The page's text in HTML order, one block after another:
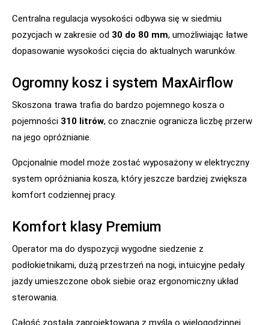
Centralna regulacja wysokości odbywa się w siedmiu
pozycjach w zakresie od 30 do 80 mm, umożliwiając łatwe
dopasowanie wysokości cięcia do aktualnych warunków.
Ogromny kosz i system MaxAirflow
Skoszona trawa trafia do bardzo pojemnego kosza o
pojemności 310 litrów, co znacznie ogranicza liczbę przerw
na jego opróżnianie.
Opcjonalnie model może zostać wyposażony w elektryczny
system opróżniania kosza, który jeszcze bardziej zwiększa
komfort codziennej pracy.
Komfort klasy Premium
Operator ma do dyspozycji wygodne siedzenie z
podłokietnikami, dużą przestrzeń na nogi, intuicyjne pedały
jazdy umieszczone obok siebie oraz ergonomiczny układ
sterowania.
Całość została zaprojektowana z myślą o wielogodzinnej